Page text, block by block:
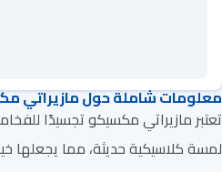
معلومات شاملة حول مازيراتي
لمسة كلاسيكية حديثة، مما يجعلها